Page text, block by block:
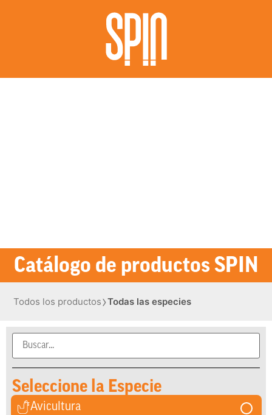
Catálogo de productos SPIN
Todos los productos›Todas las especies
Seleccione la Especie
Avicultura